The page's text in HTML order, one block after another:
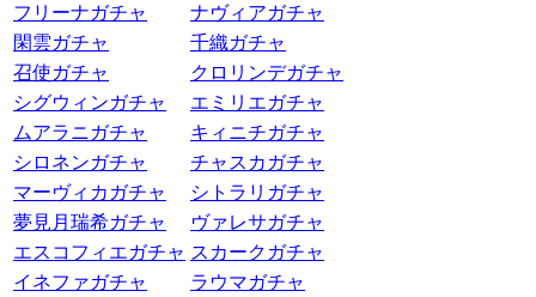
フリーナガチャ
ナヴィアガチャ
閑雲ガチャ
千織ガチャ
召使ガチャ
クロリンデガチャ
シグウィンガチャ
エミリエガチャ
ムアラニガチャ
キィニチガチャ
シロネンガチャ
チャスカガチャ
マーヴィカガチャ
シトラリガチャ
夢見月瑞希ガチャ
ヴァレサガチャ
エスコフィエガチャ スカークガチャ
イネファガチャ
ラウマガチャ